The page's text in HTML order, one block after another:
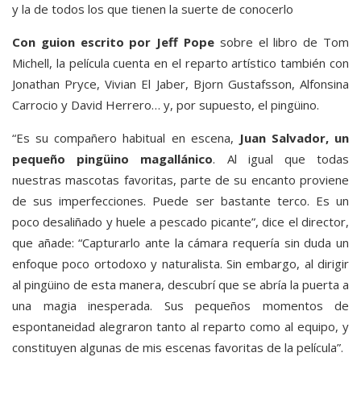
y la de todos los que tienen la suerte de conocerlo
Con guion escrito por Jeff Pope sobre el libro de Tom
Michell, la película cuenta en el reparto artístico también con
Jonathan Pryce, Vivian El Jaber, Bjorn Gustafsson, Alfonsina
Carrocio y David Herrero… y, por supuesto, el pingüino.
“Es su compañero habitual en escena, Juan Salvador, un
pequeño pingüino magallánico. Al igual que todas
nuestras mascotas favoritas, parte de su encanto proviene
de sus imperfecciones. Puede ser bastante terco. Es un
poco desaliñado y huele a pescado picante”, dice el director,
que añade: “Capturarlo ante la cámara requería sin duda un
enfoque poco ortodoxo y naturalista. Sin embargo, al dirigir
al pingüino de esta manera, descubrí que se abría la puerta a
una magia inesperada. Sus pequeños momentos de
espontaneidad alegraron tanto al reparto como al equipo, y
constituyen algunas de mis escenas favoritas de la película”.